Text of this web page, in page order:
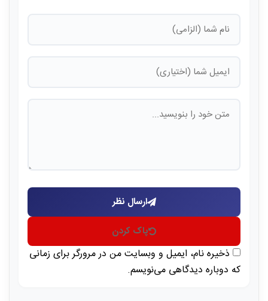
ارسال نظر
پاک کردن
ذخیره نام، ایمیل و وبسایت من در مرورگر برای زمانی
که دوباره دیدگاهی می‌نویسم.